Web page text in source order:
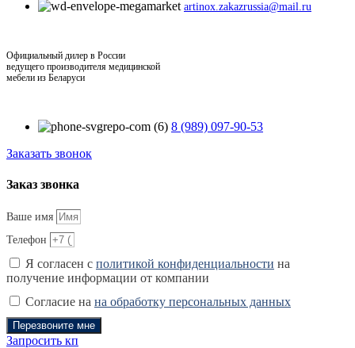
artinox.zakazrussia@mail.ru
Официальный дилер в России
ведущего производителя медицинской
мебели из Беларуси
8 (989) 097-90-53
Заказать звонок
Заказ звонка
Ваше имя
Телефон
Я согласен с политикой конфиденциальности на
получение информации от компании
Согласие на на обработку персональных данных
Перезвоните мне
Запросить кп